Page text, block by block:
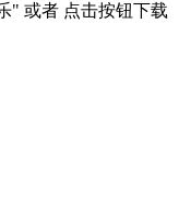
" 或者 点击按钮下载